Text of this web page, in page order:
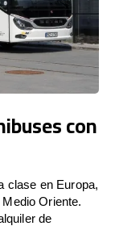
con
clase en Europa,
Oriente.
de